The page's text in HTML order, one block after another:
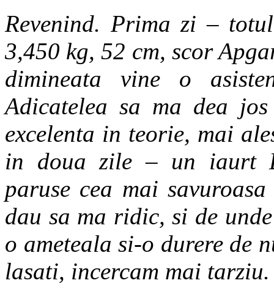
Revenind. Prima zi –
3,450 kg, 52 cm, scor
dimineata vine o
Adicatelea sa ma dea
excelenta in teorie, mai
in doua zile – un iaurt
paruse cea mai
dau sa ma ridic, si de
o ameteala si-o durere de
lasati, incercam mai tarziu.